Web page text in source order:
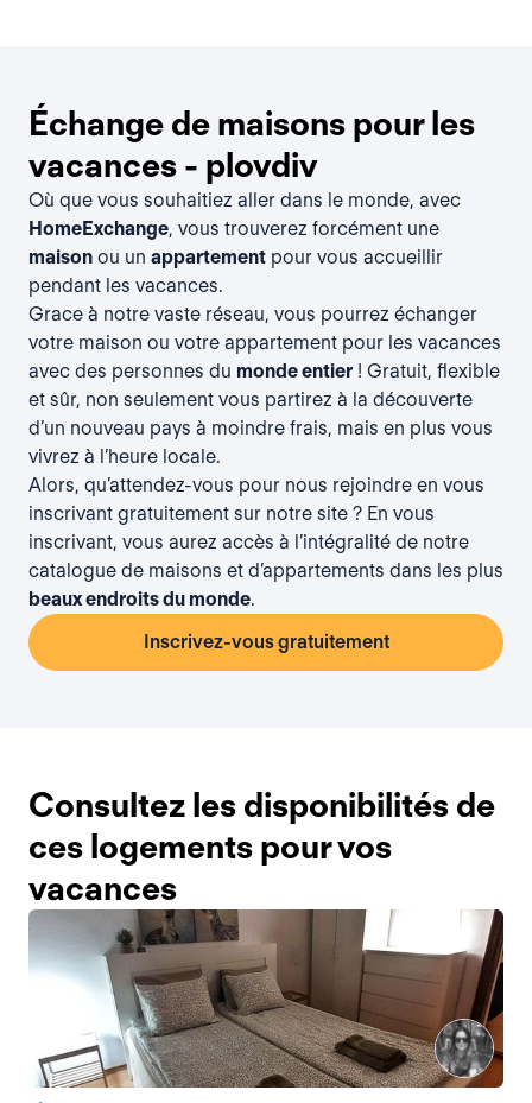
Échange de maisons pour les
vacances - plovdiv
Où que vous souhaitiez aller dans le monde, avec
HomeExchange, vous trouverez forcément une
maison ou un appartement pour vous accueillir
pendant les vacances.
Grace à notre vaste réseau, vous pourrez échanger
votre maison ou votre appartement pour les vacances
avec des personnes du monde entier ! Gratuit, flexible
et sûr, non seulement vous partirez à la découverte
d’un nouveau pays à moindre frais, mais en plus vous
vivrez à l’heure locale.
Alors, qu’attendez-vous pour nous rejoindre en vous
inscrivant gratuitement sur notre site ? En vous
inscrivant, vous aurez accès à l’intégralité de notre
catalogue de maisons et d’appartements dans les plus
beaux endroits du monde.
Inscrivez-vous gratuitement
Consultez les disponibilités de
ces logements pour vos
vacances